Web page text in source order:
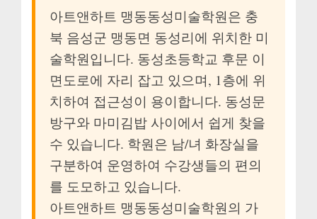
아트앤하트 맹동동성미술학원은 충
북 음성군 맹동면 동성리에 위치한 미
술학원입니다. 동성초등학교 후문 이
면도로에 자리 잡고 있으며, 1층에 위
치하여 접근성이 용이합니다. 동성문
방구와 마미김밥 사이에서 쉽게 찾을
수 있습니다. 학원은 남/녀 화장실을
구분하여 운영하여 수강생들의 편의
를 도모하고 있습니다.
아트앤하트 맹동동성미술학원의 가